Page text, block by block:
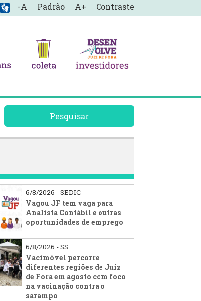
-A Padrão A+ Contraste
Pesquisar
6/8/2026 - SEDIC
Vagou JF tem vaga para
Analista Contábil e outras
oportunidades de emprego
6/8/2026 - SS
Vacimóvel percorre
diferentes regiões de Juiz
de Fora em agosto com foco
na vacinação contra o
sarampo